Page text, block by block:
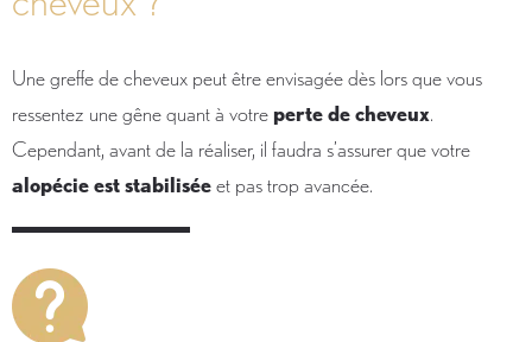
Une greffe de cheveux peut être envisagée dès lors que vous
ressentez une gêne quant à votreperte de cheveux.
Cependant, avant de la réaliser, il faudra s’assurer que votre
alopécie est stabiliséeet pas trop avancée.